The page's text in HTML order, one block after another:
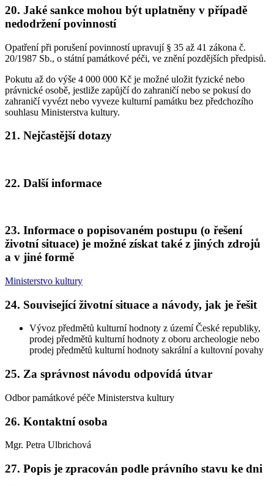
20. Jaké sankce mohou být uplatněny v případě
nedodržení povinností
Opatření při porušení povinností upravují § 35 až 41 zákona č.
20/1987 Sb., o státní památkové péči, ve znění pozdějších předpisů.
Pokutu až do výše 4 000 000 Kč je možné uložit fyzické nebo
právnické osobě, jestliže zapůjčí do zahraničí nebo se pokusí do
zahraničí vyvézt nebo vyveze kulturní památku bez předchozího
souhlasu Ministerstva kultury.
21. Nejčastější dotazy
22. Další informace
23. Informace o popisovaném postupu (o řešení
životní situace) je možné získat také z jiných zdrojů
a v jiné formě
Ministerstvo kultury
24. Související životní situace a návody, jak je řešit
Vývoz předmětů kulturní hodnoty z území České republiky,
prodej předmětů kulturní hodnoty z oboru archeologie nebo
prodej předmětů kulturní hodnoty sakrální a kultovní povahy
25. Za správnost návodu odpovídá útvar
Odbor památkové péče Ministerstva kultury
26. Kontaktní osoba
Mgr. Petra Ulbrichová
27. Popis je zpracován podle právního stavu ke dni